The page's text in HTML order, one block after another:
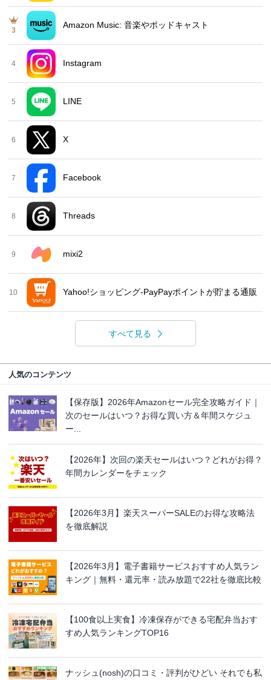
3
Amazon Music: 音楽やポッドキャスト
4 Instagram
5 LINE
6 X
7 Facebook
8 Threads
9 mixi2
10 Yahoo!ショッピング-PayPayポイントが貯まる通販
すべて見る
人気のコンテンツ
【保存版】2026年Amazonセール完全攻略ガイド｜
次のセールはいつ？お得な買い方＆年間スケジュ
ー...
【2026年】次回の楽天セールはいつ？どれがお得？
年間カレンダーをチェック
【2026年3月】楽天スーパーSALEのお得な攻略法
を徹底解説
【2026年3月】電子書籍サービスおすすめ人気ラン
キング｜無料・還元率・読み放題で22社を徹底比較
【100食以上実食】冷凍保存ができる宅配弁当おす
すめ人気ランキングTOP16
ナッシュ(nosh)の口コミ・評判がひどい それでも私